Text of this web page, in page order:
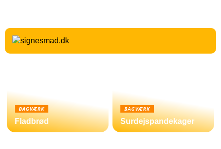
BAGVÆRK
Fladbrød
BAGVÆRK
Surdejspandekager